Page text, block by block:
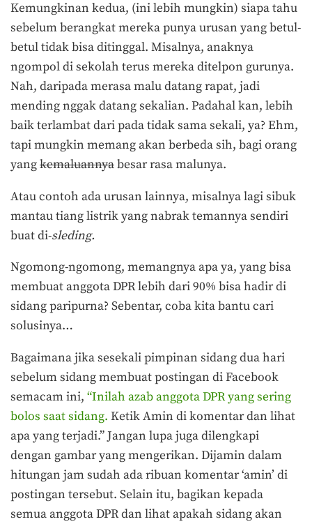
Kemungkinan kedua, (ini lebih mungkin) siapa tahu
sebelum berangkat mereka punya urusan yang betul-
betul tidak bisa ditinggal. Misalnya, anaknya
ngompol di sekolah terus mereka ditelpon gurunya.
Nah, daripada merasa malu datang rapat, jadi
mending nggak datang sekalian. Padahal kan, lebih
baik terlambat dari pada tidak sama sekali, ya? Ehm,
tapi mungkin memang akan berbeda sih, bagi orang
yangkemaluannyabesar rasa malunya.
Atau contoh ada urusan lainnya, misalnya lagi sibuk
mantau tiang listrik yang nabrak temannya sendiri
buat di-sleding.
Ngomong-ngomong, memangnya apa ya, yang bisa
membuat anggota DPR lebih dari 90% bisa hadir di
sidang paripurna? Sebentar, coba kita bantu cari
solusinya…
Bagaimana jika sesekali pimpinan sidang dua hari
sebelum sidang membuat postingan di Facebook
semacam ini, “Inilah azab anggota DPR yang sering
bolos saat sidang. Ketik Amin di komentar dan lihat
apa yang terjadi.” Jangan lupa juga dilengkapi
dengan gambar yang mengerikan. Dijamin dalam
hitungan jam sudah ada ribuan komentar ‘amin’ di
postingan tersebut. Selain itu, bagikan kepada
semua anggota DPR dan lihat apakah sidang akan